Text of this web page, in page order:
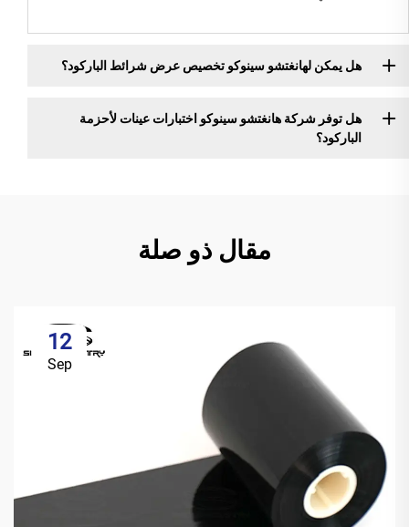
هل يمكن لهانغتشو سينوكو تخصيص عرض شرائط الباركود؟
هل توفر شركة هانغتشو سينوكو اختبارات عينات لأحزمة
الباركود؟
مقال ذو صلة
12
Sep